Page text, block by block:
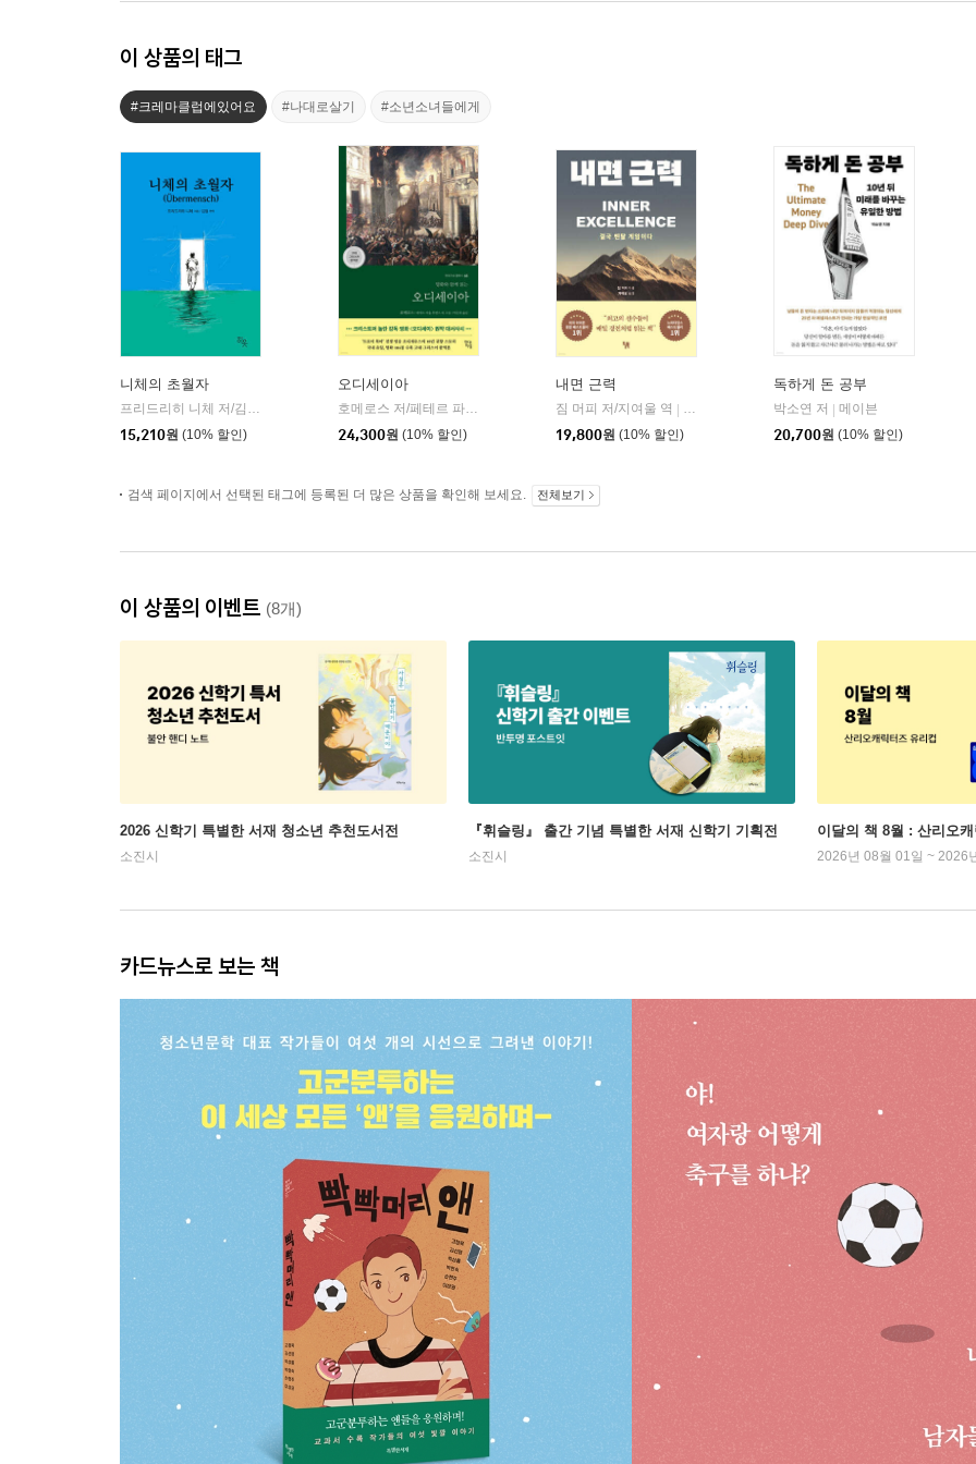
이 상품의 태그
#크레마클럽에있어요 #나대로살기 #소년소녀들에게
니체의 초월자
프리드리히 니체 저/김철 편역
15,210원 (10% 할인)
오디세이아
호메로스 저/페테르 파울 루벤스 그림/박문재 역 | 현대지성
24,300원 (10% 할인)
내면 근력
짐 머피 저/지여울 역
윌북(willbook)
19,800원 (10% 할인)
독하게 돈 공부
박소연 저
메이븐
20,700원 (10% 할인)
검색 페이지에서 선택된 태그에 등록된 더 많은 상품을 확인해 보세요. 전체보기
이 상품의 이벤트 (8개)
2026 신학기 특별한 서재 청소년 추천도서전
소진시
『휘슬링』 출간 기념 특별한 서재 신학기 기획전
소진시
이달의 책 8월 : 산리오
2026년 08월 01일 ~ 2026
카드뉴스로 보는 책